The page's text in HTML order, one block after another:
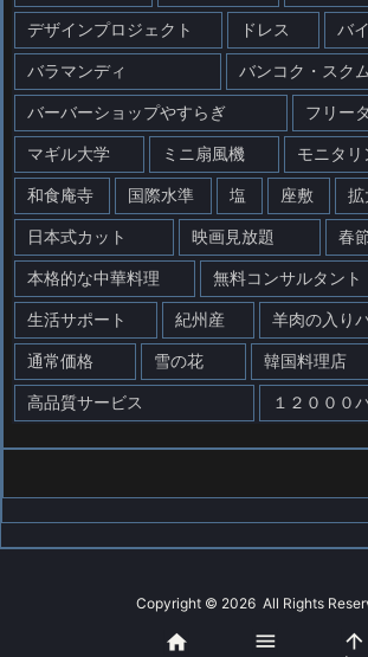
デザインプロジェクト ドレス バ
バラマンディ バンコク・スク
バーバーショップやすらぎ フリー
マギル大学 ミニ扇風機 モニタリ
和食庵寺 国際水準 塩 座敷 拡
日本式カット 映画見放題 春
本格的な中華料理 無料コンサルタント
生活サポート 紀州産 羊肉の入り
通常価格 雪の花 韓国料理店
高品質サービス １２０００
Copyright © 2026 All Rights
WordPress Luxeritas Theme is provided by "
  